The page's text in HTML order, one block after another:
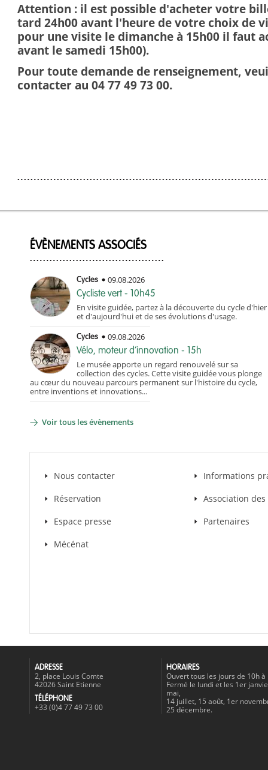
Attention : il est possible d'acheter votre
tard 24h00 avant l'heure de votre choix de
pour une visite le dimanche à 15h00 il faut
avant le samedi 15h00).
Pour toute demande de renseignement,
contacter au 04 77 49 73 00.
ÉVÈNEMENTS ASSOCIÉS
Cycles 09.08.2026
Cycliste vert - 10h45
En visite guidée, partez à la découverte du cycle d'hier
et d'aujourd'hui et de ses évolutions d'usage.
Cycles 09.08.2026
Vélo, moteur d’innovation - 15h
Le musée apporte un regard renouvelé sur sa
collection des cycles. Cette visite guidée vous plonge
au cœur du nouveau parcours permanent sur l'histoire du cycle,
entre inventions et innovations...
Voir tous les évènements
Nous contacter
Informations
Réservation
Association
Espace presse
Partenaires
Mécénat
ADRESSE
2, place Louis Comte
42026 Saint Etienne
TÉLÉPHONE
+33 (0)4 77 49 73 00
HORAIRES
Ouvert tous les jours de 10h à
Fermé le lundi et les 1er
mai,
14 juillet, 15 août, 1er
25 décembre.